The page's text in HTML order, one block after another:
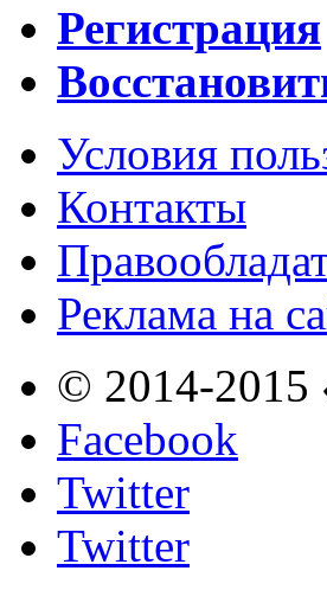
Регистрация
Условия
Контакты
Реклама на
© 2014-2015
Facebook
Twitter
Twitter